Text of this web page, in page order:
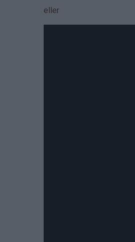
eller